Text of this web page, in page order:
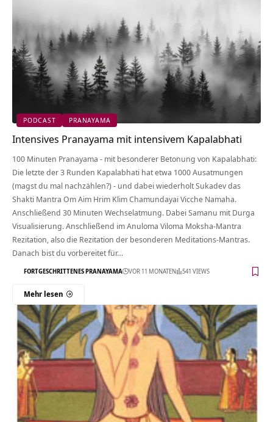
PODCAST PRANAYAMA
Intensives Pranayama mit intensivem Kapalabhati
100 Minuten Pranayama - mit besonderer Betonung von Kapalabhati:
Die letzte der 3 Runden Kapalabhati hat etwa 1000 Ausatmungen
(magst du mal nachzählen?) - und dabei wiederholt Sukadev das
Shakti Mantra Om Aim Hrim Klim Chamundayai Vicche Namaha.
Anschließend 30 Minuten Wechselatmung. Dabei Samanu mit Durga
Visualisierung. Anschließend im Anuloma Viloma Moksha-Mantra
Rezitation, also die Rezitation der besonderen Meditations-Mantras.
Danach bist du vorbereitet für…
FORTGESCHRITTENES PRANAYAMA VOR 11 MONATEN 541 VIEWS
Mehr lesen